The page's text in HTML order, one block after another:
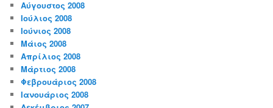
Αύγουστος 2008
Ιούλιος 2008
Ιούνιος 2008
Μάιος 2008
Απρίλιος 2008
Μάρτιος 2008
Φεβρουάριος 2008
Ιανουάριος 2008